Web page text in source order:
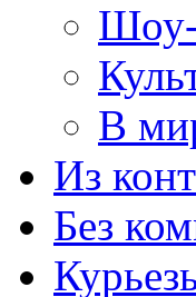
Шоу-
В
Из
Без